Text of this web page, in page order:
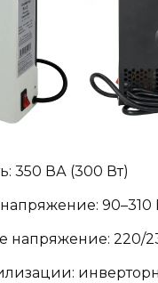
350 ВА (300 Вт)
90–310
напряжение: 220/